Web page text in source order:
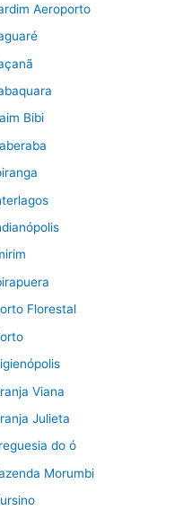
Aeroporto
Bibi
Florestal
Viana
Julieta
do ó
Morumbi